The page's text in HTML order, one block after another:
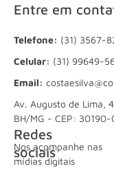
Entre em
Telefone: (31) 3567-
Celular: (31) 99649-
Email:
Av. Augusto de Lima,
BH/MG - CEP: 30190-
Redes
sociais
Nos acompanhe nas
mídias digitais